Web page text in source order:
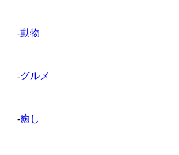
-動物
-グルメ
-癒し